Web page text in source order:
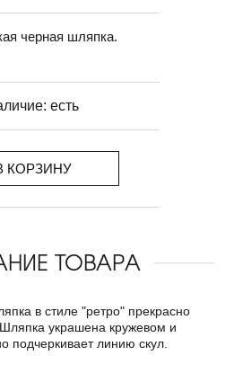
черная шляпка.
есть
КОРЗИНУ
ТОВАРА
в стиле "ретро" прекрасно
украшена кружевом и
подчеркивает линию скул.